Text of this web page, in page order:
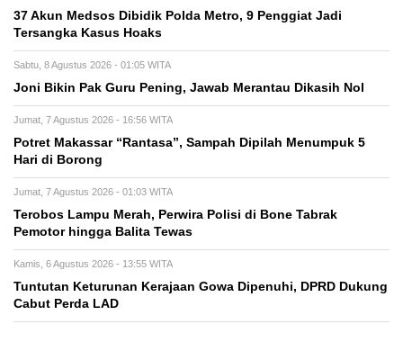
37 Akun Medsos Dibidik Polda Metro, 9 Penggiat Jadi
Tersangka Kasus Hoaks
Sabtu, 8 Agustus 2026 - 01:05 WITA
Joni Bikin Pak Guru Pening, Jawab Merantau Dikasih Nol
Jumat, 7 Agustus 2026 - 16:56 WITA
Potret Makassar “Rantasa”, Sampah Dipilah Menumpuk 5
Hari di Borong
Jumat, 7 Agustus 2026 - 01:03 WITA
Terobos Lampu Merah, Perwira Polisi di Bone Tabrak
Pemotor hingga Balita Tewas
Kamis, 6 Agustus 2026 - 13:55 WITA
Tuntutan Keturunan Kerajaan Gowa Dipenuhi, DPRD Dukung
Cabut Perda LAD